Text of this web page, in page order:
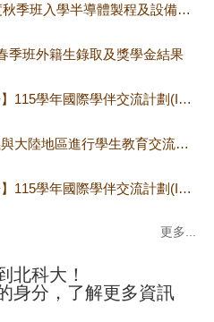
2026學年度秋季班入學半導體製程及設備學士學位學程日本籍學生甄選結果
季班外籍生錄取及獎學金結果
【業務公告】115學年國際學伴交流計劃(Incoming Exchange Student buddy)招募中
以學校名義與大陸地區進行學生教育交流活動，包含體驗學習、實習、志工服務、訪問研習、姊妹校交流、教育專題訪問交流、學生交流及其他與陸交流活動。
【業務公告】115學年國際學伴交流計劃(Incoming Exchange Student buddy)錄取名單
更多...
北科大！
身分，了解更多資訊